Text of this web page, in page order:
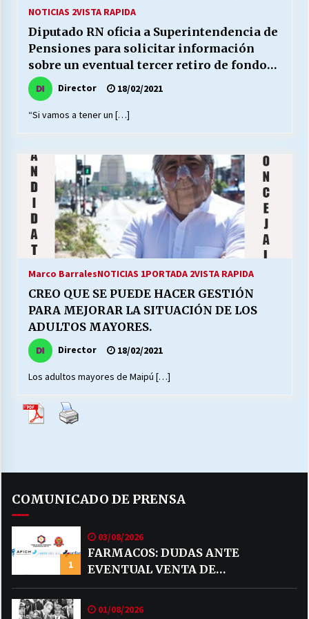
MUNICIPALIDAD, TRABAJADORES, CLIMA
LABORAL:
13/07/2026
25/06/2026
¿Qué habrían dicho?
23/06/2026
VOLVER A SER ALTERNATIVA
16/06/2026
MUNICIPALIDADES, HONORARIOS, DESPIDOS
28/05/2026
Releyendo la Rerum Novarum a 135 años. “La
16/05/2026
18/04/2026
Chile y sus segmentos de la riqueza
06/04/2026
NOTICIAS 2VISTA RAPIDA
Diputado RN oficia a Superintendencia de
Pensiones para solicitar información
sobre un eventual tercer retiro de fondos
Director 18/02/2021
“Si vamos a tener un […]
Marco BarralesNOTICIAS 1PORTADA 2VISTA RAPIDA
CREO QUE SE PUEDE HACER GESTIÓN
PARA MEJORAR LA SITUACIÓN DE LOS
ADULTOS MAYORES.
Director 18/02/2021
Los adultos mayores de Maipú […]
COMUNICADO DE PRENSA
1
03/08/2026
FARMACOS: DUDAS ANTE
EVENTUAL VENTA DE
MEDICAMENTOS POR MERCADO
LIBRE
01/08/2026